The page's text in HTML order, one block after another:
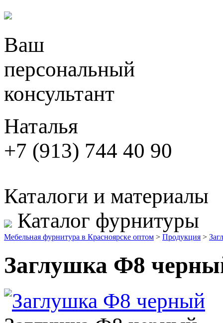
Ваш
персональный
консультант
Наталья
+7 (913) 744 40 90
Каталоги и материалы
Каталог фурнитуры
Мебельная фурнитура в Красноярске оптом > Продукция >
Заглушка Ф8